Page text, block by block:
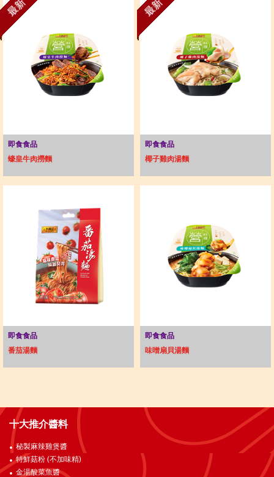
最新
即食食品
蠔皇牛肉撈麵
最新
即食食品
椰子雞肉湯麵​​
即食食品
番茄湯麵
即食食品
味噌扇貝湯麵
十大推介醬料
秘製麻辣雞煲醬
特鮮菇粉 (不加味精)
金湯酸菜魚醬